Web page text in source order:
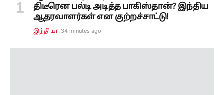
திடீரென பல்டி அடித்த பாகிஸ்தான்? இந்திய
ஆதரவாளர்கள் என குற்றச்சாட்டு!
இந்தியா 34 minutes ago